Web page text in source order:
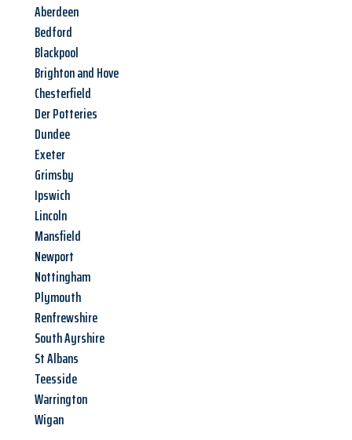
Aberdeen
Bedford
Blackpool
Brighton and Hove
Chesterfield
Der Potteries
Dundee
Exeter
Grimsby
Ipswich
Lincoln
Mansfield
Newport
Nottingham
Plymouth
Renfrewshire
South Ayrshire
St Albans
Teesside
Warrington
Wigan